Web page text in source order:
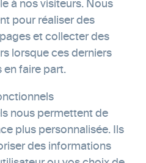
à nos visiteurs. Nous
pour réaliser des
et collecter des
lorsque ces derniers
en faire part.
nous permettent de
plus personnalisée. Ils
des informations